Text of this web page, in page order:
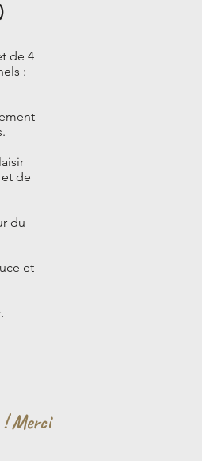
de 4
:
de
du
et
! Merci